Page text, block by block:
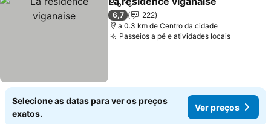
PartilharAdicionar aos favoritos
6,7
222
a 0.3 km de Centro da cidade
Passeios a pé e atividades locais
Selecione as datas para ver os preços
exatos.
Ver preços